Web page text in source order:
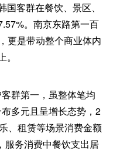
客群在餐饮、景区、
。南京东路第一百
更是带动整个商业体内
群第一，虽整体笔均
多元且呈增长态势，2
、租赁等场景消费金额
服务消费中餐饮支出居